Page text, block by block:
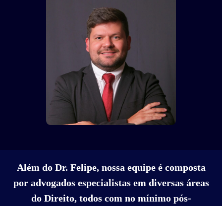
Além do Dr. Felipe, nossa equipe é composta
por advogados especialistas em diversas áreas
do Direito, todos com no mínimo pós-